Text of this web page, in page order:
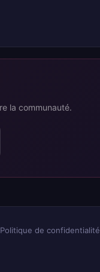
la communauté.
Politique de confidentialité